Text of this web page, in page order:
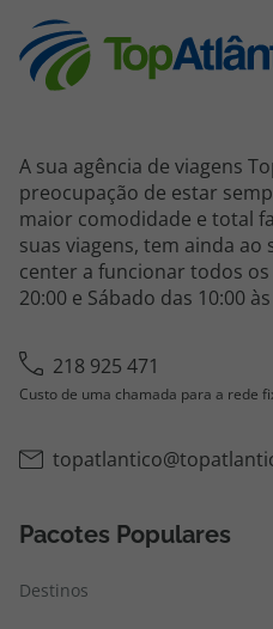
A sua agência de viagens
preocupação de estar
maior comodidade e total
suas viagens, tem ainda
center a funcionar todos os
20:00 e Sábado das 10:00
218 925 471
Custo de uma chamada para a rede
Pacotes Populares
Destinos